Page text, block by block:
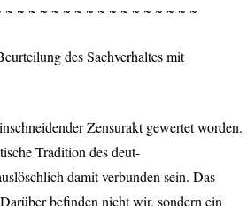
~ ~ ~ ~ ~ ~ ~ ~ ~ ~ ~ ~ ~ ~ ~ ~
des Sachverhaltes mit
Zensurakt gewertet worden.
Tradition des deut-
damit verbunden sein. Das
befinden nicht wir, sondern ein